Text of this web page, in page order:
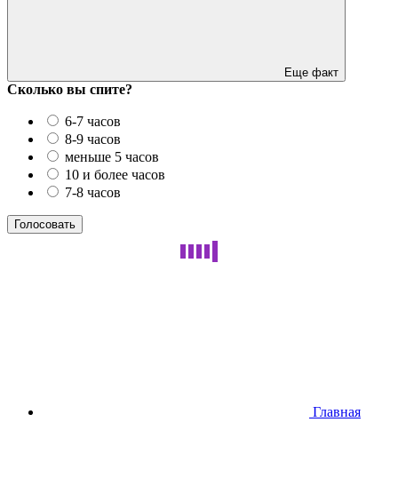
Еще факт
Сколько вы спите?
6-7 часов
8-9 часов
меньше 5 часов
10 и более часов
7-8 часов
Главная